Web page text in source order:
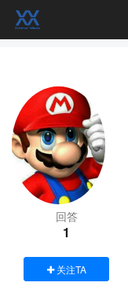
回答
1
关注TA